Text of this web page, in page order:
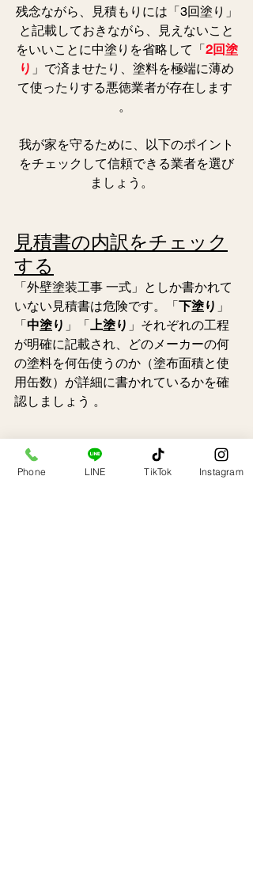
残念ながら、見積もりには「3回塗り」
と記載しておきながら、見えないこと
をいいことに中塗りを省略して「 2回塗
り 」で済ませたり、塗料を極端に薄め
て使ったりする悪徳業者が存在します
。
我が家を守るために、以下のポイント
をチェックして信頼できる業者を選び
ましょう。
見積書の内訳をチェック
する
「外壁塗装工事 一式」としか書かれて
いない見積書は危険です。「 下塗り 」
「 中塗り 」「 上塗り 」それぞれの工程
が明確に記載され、どのメーカーの何
の塗料を何缶使うのか（塗布面積と使
用缶数）が詳細に書かれているかを確
認しましょう 。
「中塗り」と「上塗り」
の色をあえて少し変えて
Phone LINE TikTok Instagram